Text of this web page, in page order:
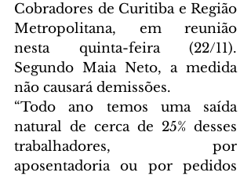
Cobradores de Curitiba e Região
Metropolitana, em reunião
nesta quinta-feira (22/11).
Segundo Maia Neto, a medida
não causará demissões.
“Todo ano temos uma saída
natural de cerca de 25% desses
trabalhadores, por
aposentadoria ou por pedidos